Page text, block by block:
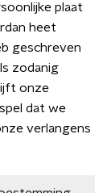
plaat
heet
geschreven
zodanig
onze
dat we
verlangens